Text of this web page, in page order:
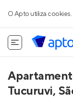
O Apto utiliza cookies.
Tucuruvi,